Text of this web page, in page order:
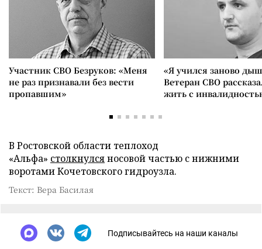
Участник СВО Безруков: «Меня
не раз признавали без вести
пропавшим»
«Я учился заново
Ветеран СВО
жить с
В Ростовской области теплоход
«Альфа» столкнулсяносовой частью с нижними
воротами Кочетовского гидроузла.
Текст: Вера Басилая
Подписывайтесь на наши каналы